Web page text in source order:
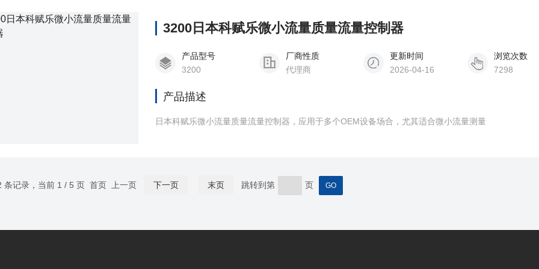
3200日本科赋乐微小流量质量流量控制器
产品型号
3200
厂商性质
代理商
更新时间
2026-04-16
浏览次数
7298
产品描述
日本科赋乐微小流量质量流量控制器，应用于多个OEM设备场合，尤其适合微小流量测量
条记录，当前 1 / 5 页 首页 上一页 下一页 末页 跳转到第 页